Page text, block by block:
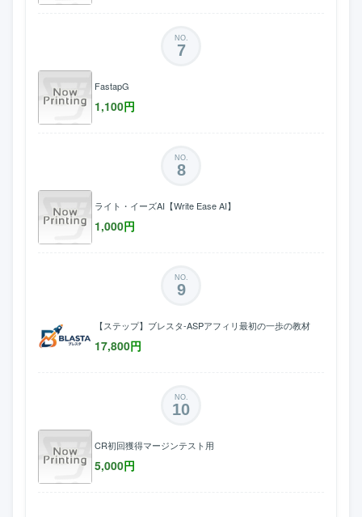
NO.
7
FastapG
1,100円
NO.
8
ライト・イーズAI【Write Ease AI】
1,000円
NO.
9
【ステップ】ブレスタ-ASPアフィリ最初の一歩の教材
17,800円
NO.
10
CR初回獲得マージンテスト用
5,000円